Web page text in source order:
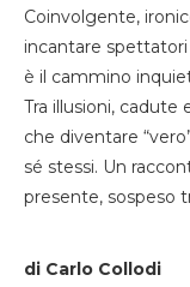
Coinvolgente,
incantare
è il cammino
Tra illusioni,
che diventare
sé stessi. Un
presente, sospeso
di Carlo Collodi